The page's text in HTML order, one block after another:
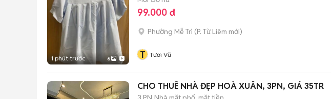
1 phút trước 6
99.000 đ
Phường Mễ Trì (P. Từ Liêm mới)
T Tươi Vũ
CHO THUÊ NHÀ ĐẸP HOÀ XUÂN, 3PN, GIÁ 35TR